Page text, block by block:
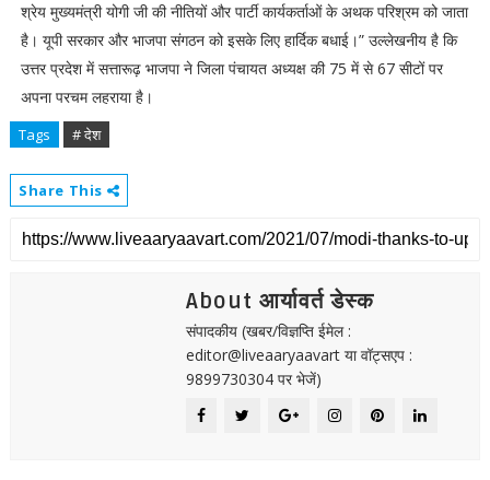
श्रेय मुख्यमंत्री योगी जी की नीतियों और पार्टी कार्यकर्ताओं के अथक परिश्रम को जाता
है। यूपी सरकार और भाजपा संगठन को इसके लिए हार्दिक बधाई।” उल्लेखनीय है कि
उत्तर प्रदेश में सत्तारूढ़ भाजपा ने जिला पंचायत अध्यक्ष की 75 में से 67 सीटों पर
अपना परचम लहराया है।
Tags # देश
Share This
About आर्यावर्त डेस्क
संपादकीय (खबर/विज्ञप्ति ईमेल :
editor@liveaaryaavart या वॉट्सएप :
9899730304 पर भेजें)